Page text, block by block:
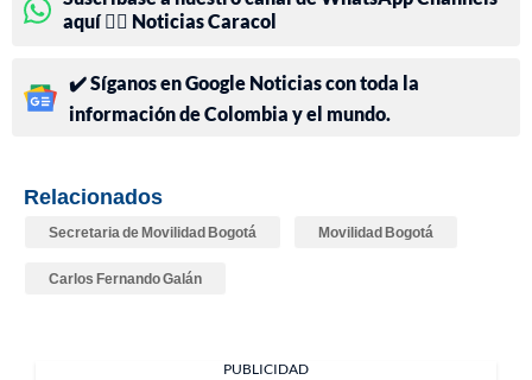
aquí 👉🏻 Noticias Caracol
✔️ Síganos en Google Noticias con toda la
información de Colombia y el mundo.
Relacionados
Secretaria de Movilidad Bogotá Movilidad Bogotá
Carlos Fernando Galán
PUBLICIDAD